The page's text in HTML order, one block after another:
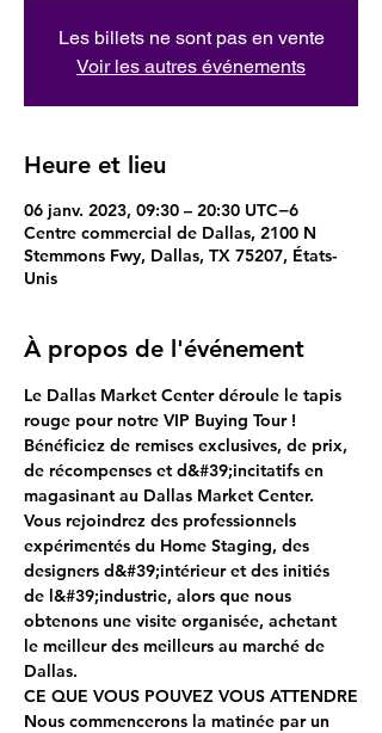
Les billets ne sont pas en vente
Voir les autres événements
Heure et lieu
06 janv. 2023, 09:30 – 20:30 UTC−6
Centre commercial de Dallas, 2100 N
Stemmons Fwy, Dallas, TX 75207, États-
Unis
À propos de l'événement
Le Dallas Market Center déroule le tapis
rouge pour notre VIP Buying Tour !
Bénéficiez de remises exclusives, de prix,
de récompenses et d&#39;incitatifs en
magasinant au Dallas Market Center.
Vous rejoindrez des professionnels
expérimentés du Home Staging, des
designers d&#39;intérieur et des initiés
de l&#39;industrie, alors que nous
obtenons une visite organisée, achetant
le meilleur des meilleurs au marché de
Dallas.
CE QUE VOUS POUVEZ VOUS ATTENDRE
Nous commencerons la matinée par un